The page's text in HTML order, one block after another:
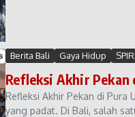
Berita Bali Gaya Hidup
Refleksi Akhir
Refleksi Akhir Pekan di
yang padat. Di Bali, salah